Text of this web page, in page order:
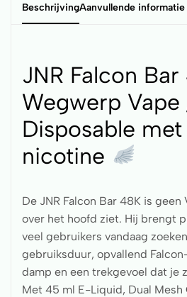
BeschrijvingAanvullende informatie
JNR Falcon
Wegwerp Vape
Disposable met
nicotine
De JNR Falcon Bar 48K is geen
over het hoofd ziet. Hij brengt
veel gebruikers vandaag
gebruiksduur, opvallend
damp en een trekgevoel dat je
Met 45 ml E-Liquid, Dual Mesh